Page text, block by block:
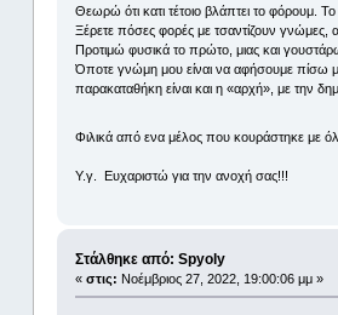
Θεωρώ ότι κατι τέτοιο βλάπτει το φόρουμ.
Ξέρετε πόσες φορές με τσαντίζουν
Προτιμώ φυσικά το πρώτο, μιας και
Όποτε γνώμη μου είναι να αφήσουμε πίσω
παρακαταθήκη είναι και η «αρχή», με την
Φιλικά από ενα μέλος που κουράστηκε με
Υ.γ. Ευχαριστώ για την ανοχή σας!!!
Στάλθηκε από: Spyoly
« στις: Νοέμβριος 27, 2022, 19:00:06 μμ »